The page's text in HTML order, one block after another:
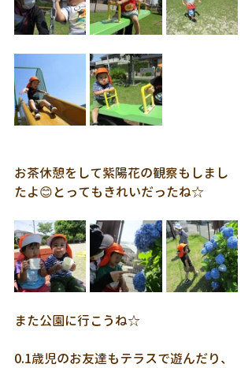
お茶休憩をして紫陽花の観察もしまし
たよ😊とってもきれいだったね☆
また公園に行こうね☆
0.1歳児のお友達もテラスで遊んだり、